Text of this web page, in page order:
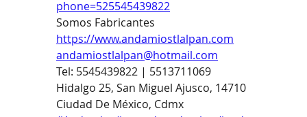
phone=525545439822
Somos Fabricantes
https://www.andamiostlalpan.com
andamiostlalpan@hotmail.com
Tel: 5545439822 | 5513711069
Hidalgo 25, San Miguel Ajusco, 14710
Ciudad De México, Cdmx